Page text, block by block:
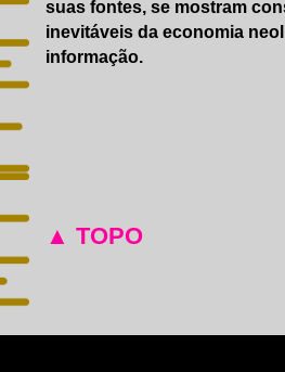
suas fontes, se mostram
inevitáveis da economia
informação.
▲ TOPO